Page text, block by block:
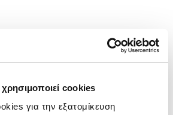
cookies
για την εξατομίκευση